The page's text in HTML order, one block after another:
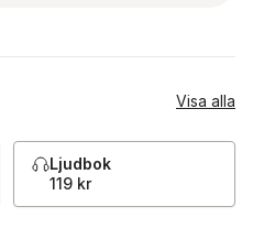
Visa alla
Ljudbok
119 kr